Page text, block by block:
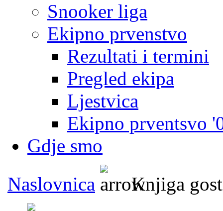
Snooker liga
Ekipno prvenstvo
Rezultati i termini
Pregled ekipa
Ljestvica
Ekipno prventsvo
Gdje smo
Naslovnica
Knjiga